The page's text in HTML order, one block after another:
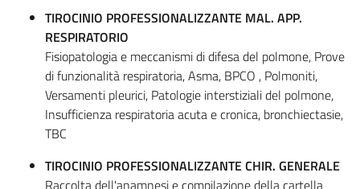
TIROCINIO PROFESSIONALIZZANTE MAL. APP.
RESPIRATORIO
Fisiopatologia e meccanismi di difesa del polmone, Prove
di funzionalità respiratoria, Asma, BPCO , Polmoniti,
Versamenti pleurici, Patologie interstiziali del polmone,
Insufficienza respiratoria acuta e cronica, bronchiectasie,
TBC
TIROCINIO PROFESSIONALIZZANTE CHIR. GENERALE
Raccolta dell'anamnesi e compilazione della cartella